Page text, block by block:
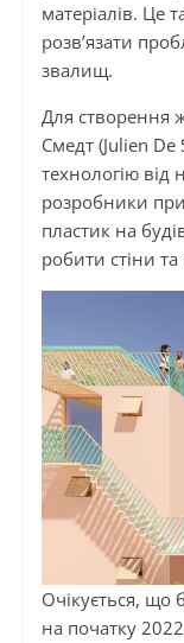
матеріалів. Це
розв’язати
звалищ.
Для створення
Смедт (Julien
технологію від
розробники
пластик на
робити стіни та
Очікується, що
на початку